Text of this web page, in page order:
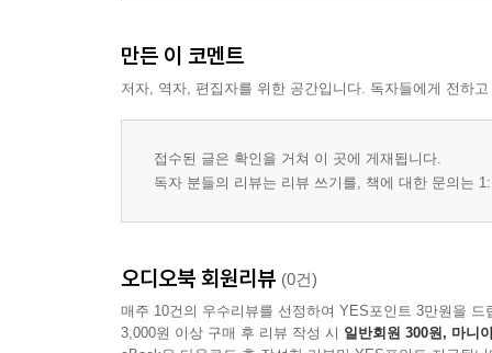
만든 이 코멘트
저자, 역자, 편집자를 위한 공간입니다. 독자들에게 전하
접수된 글은 확인을 거쳐 이 곳에 게재됩니다.
독자 분들의 리뷰는 리뷰 쓰기를, 책에 대한 문의는
오디오북 회원리뷰 (0건)
매주 10건의 우수리뷰를 선정하여 YES포인트 3만원을 드
3,000원 이상 구매 후 리뷰 작성 시 일반회원 300원, 마니